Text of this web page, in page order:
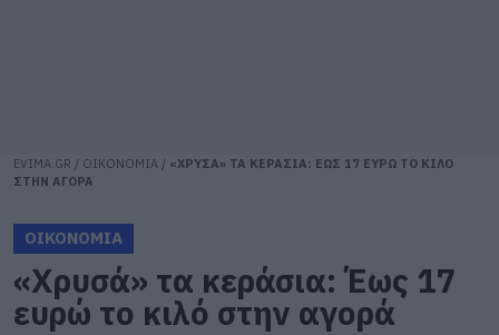
EVIMA.GR / ΟΙΚΟΝΟΜΙΑ / «ΧΡΥΣΑ» ΤΑ ΚΕΡΑΣΙΑ: ΕΩΣ 17 ΕΥΡΩ ΤΟ ΚΙΛΟ
ΣΤΗΝ ΑΓΟΡΑ
ΟΙΚΟΝΟΜΙΑ
«Χρυσά» τα κεράσια: Έως 17
ευρώ το κιλό στην αγορά